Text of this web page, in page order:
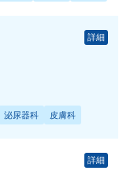
詳細
泌尿器科 皮膚科
詳細